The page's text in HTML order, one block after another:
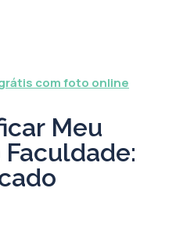
com foto online
Meu